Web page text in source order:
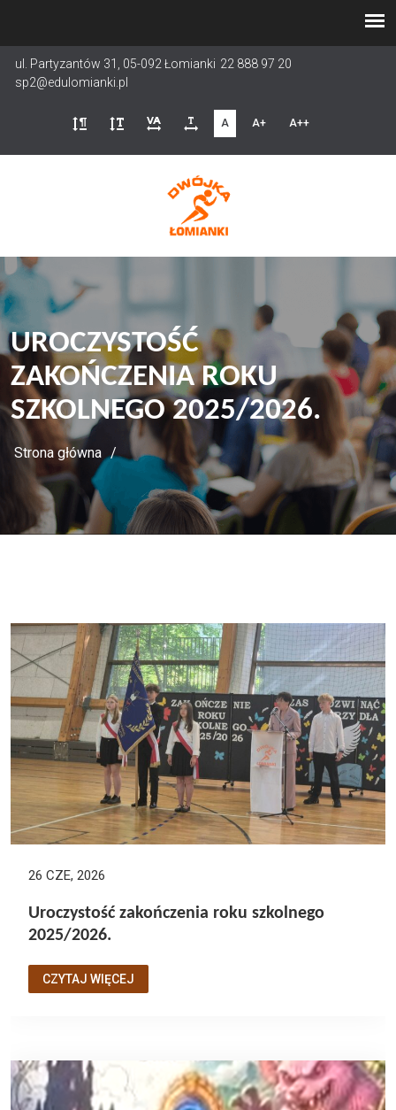
treści
ul. Partyzantów 31, 05-092 Łomianki 22 888 97 20
sp2@edulomianki.pl
A A+ A++
UROCZYSTOŚĆ
ZAKOŃCZENIA ROKU
SZKOLNEGO 2025/2026.
Strona główna
26 CZE, 2026
Uroczystość zakończenia roku szkolnego
2025/2026.
CZYTAJ WIĘCEJ